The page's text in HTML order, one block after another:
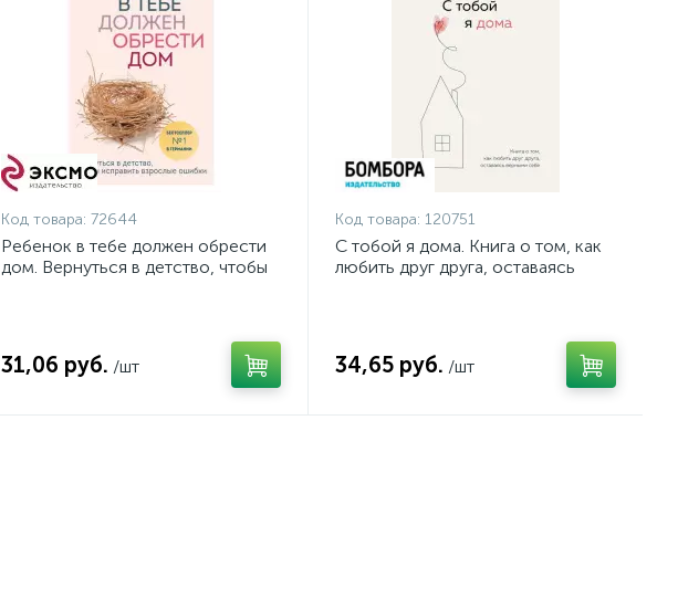
Код товара: 72644
Ребенок в тебе должен обрести
дом. Вернуться в детство, чтобы
31,06 руб. /шт
Код товара: 120751
С тобой я дома. Книга о том, как
любить друг друга, оставаясь
34,65 руб. /шт